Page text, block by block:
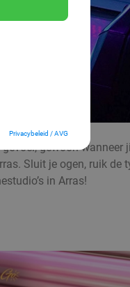
Privacybeleid / AVG
gewoon wanneer
Sluit je ogen, ruik de
in Arras!